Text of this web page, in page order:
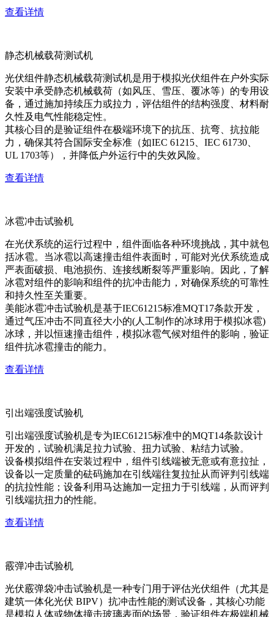
查看详情
静态机械载荷测试机
光伏组件静态机械载荷测试机是用于模拟光伏组件在户外实际
安装中承受静态机械载荷（如风压、雪压、覆冰等）的专用设
备，通过施加持续压力或拉力，评估组件的结构强度、材料耐
久性及电气性能稳定性。
其核心目的是验证组件在极端环境下的抗压、抗弯、抗拉能
力，确保其符合国际安全标准（如IEC 61215、IEC 61730、
UL 1703等），并降低户外运行中的失效风险。
查看详情
冰雹冲击试验机
在光伏系统的运行过程中，组件面临各种环境挑战，其中就包
括冰雹。当冰雹以高速撞击组件表面时，可能对光伏系统造成
严表面破损、电池损伤、连接线断裂等严重影响。因此，了解
冰雹对组件的影响和组件的抗冲击能力，对确保系统的可靠性
和持久性至关重要。
美能冰雹冲击试验机是基于IEC61215标准MQT17条款开发，
通过气压冲击不同直径大小的(人工制作的冰球用于模拟冰雹)
冰球，并以恒速撞击组件，模拟冰雹气候对组件的影响，验证
组件抗冰雹撞击的能力。
查看详情
引出端强度试验机
引出端强度试验机是专为IEC61215标准中的MQT14条款设计
开发的，试验机满足拉力试验、扭力试验、粘结力试验。
设备模拟组件在安装过程中，组件引线端被无意或有意拉扯，
设备以一定质量的砝码施加在引线端往复拉扯从而评判引线端
的抗拉性能；设备利用马达施加一定扭力于引线端，从而评判
引线端抗扭力的性能。
查看详情
霰弹冲击试验机
光伏霰弹袋冲击试验机是一种专门用于评估光伏组件（尤其是
建筑一体化光伏 BIPV）抗冲击性能的测试设备，其核心功能
是模拟人体或物体撞击玻璃表面的场景，验证组件在极端机械